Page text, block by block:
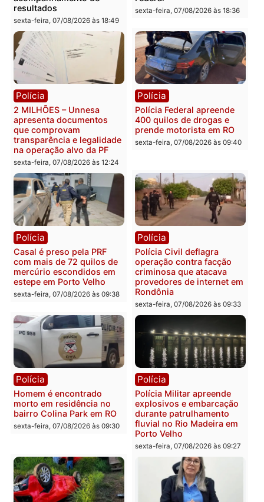
Política
Marcos Rogério apresenta
Plano de Governo com
228 projetos, metas
públicas e
acompanhamento de
resultados
sexta-feira, 07/08/2026 às 18:49
Política
Eleições 2026: Pastor
Evanildo pode ser o
primeiro pastor de
Rondônia na Câmara
Federal
Polícia
2 MILHÕES – Unnesa
apresenta documentos
que comprovam
na operação alvo da PF
sexta-feira, 07/08/2026 às 12:24
Polícia
Polícia Federal apreende
400 quilos de drogas e
prende motorista em RO
sexta-feira, 07/08/2026 às
Polícia
Casal é preso pela PRF
estepe em Porto Velho
sexta-feira, 07/08/2026 às 09:38
Polícia
Polícia Civil deflagra
operação contra facção
criminosa que atacava
provedores de internet
Rondônia
sexta-feira, 07/08/2026 às